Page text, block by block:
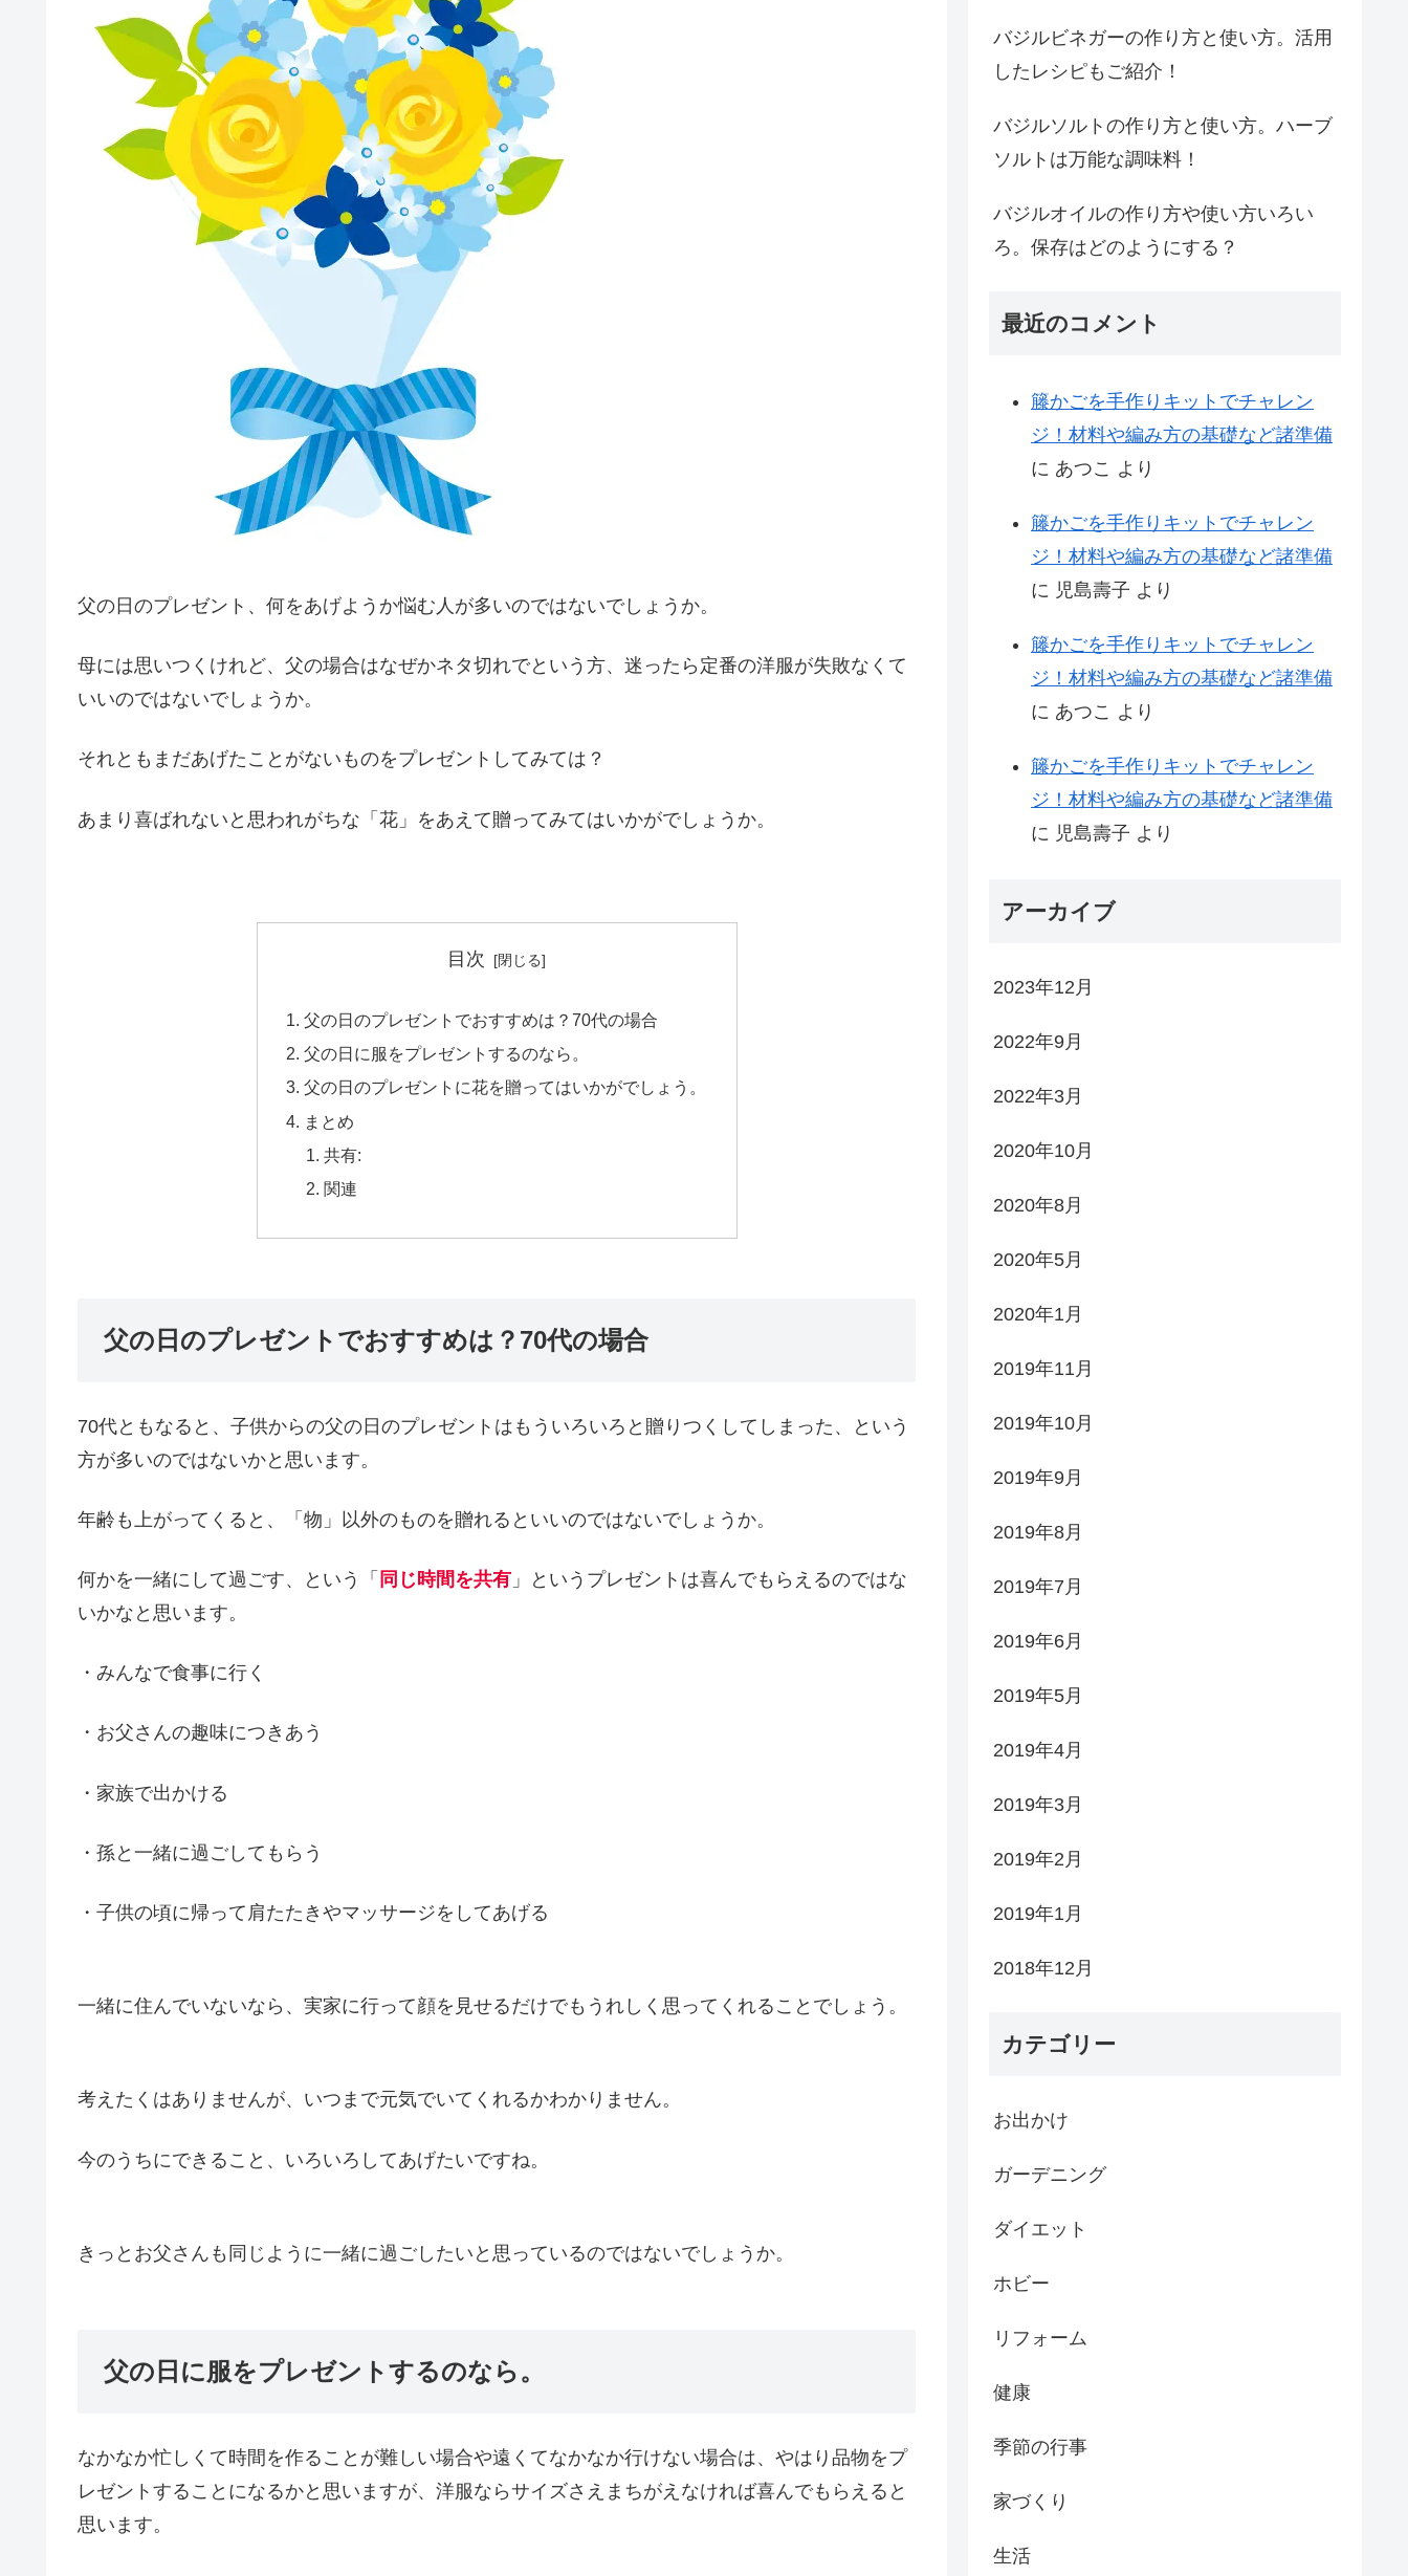
父の日のプレゼント、何をあげようか悩む人が多いのではないでしょうか。
母には思いつくけれど、父の場合はなぜかネタ切れでという方、迷ったら定番の洋服が失敗なくて
いいのではないでしょうか。
それともまだあげたことがないものをプレゼントしてみては？
あまり喜ばれないと思われがちな「花」をあえて贈ってみてはいかがでしょうか。
目次
父の日のプレゼントでおすすめは？70代の場合
父の日に服をプレゼントするのなら。
父の日のプレゼントに花を贈ってはいかがでしょう。
まとめ
共有:
関連
父の日のプレゼントでおすすめは？70代の場合
70代ともなると、子供からの父の日のプレゼントはもういろいろと贈りつくしてしまった、という
方が多いのではないかと思います。
年齢も上がってくると、「物」以外のものを贈れるといいのではないでしょうか。
何かを一緒にして過ごす、という「 同じ時間を共有 」というプレゼントは喜んでもらえるのではな
いかなと思います。
・みんなで食事に行く
・お父さんの趣味につきあう
・家族で出かける
・孫と一緒に過ごしてもらう
・子供の頃に帰って肩たたきやマッサージをしてあげる
一緒に住んでいないなら、実家に行って顔を見せるだけでもうれしく思ってくれることでしょう。
考えたくはありませんが、いつまで元気でいてくれるかわかりません。
今のうちにできること、いろいろしてあげたいですね。
きっとお父さんも同じように一緒に過ごしたいと思っているのではないでしょうか。
父の日に服をプレゼントするのなら。
なかなか忙しくて時間を作ることが難しい場合や遠くてなかなか行けない場合は、やはり品物をプ
レゼントすることになるかと思いますが、洋服ならサイズさえまちがえなければ喜んでもらえると
思います。
バジルビネガーの作り方と使い方。活用
したレシピもご紹介！
バジルソルトの作り方と使い方。ハーブ
ソルトは万能な調味料！
バジルオイルの作り方や使い方いろい
ろ。保存はどのようにする？
最近のコメント
籐かごを手作りキットでチャレン
ジ！材料や編み方の基礎など諸準備
に あつこ より
籐かごを手作りキットでチャレン
ジ！材料や編み方の基礎など諸準備
に 児島壽子 より
籐かごを手作りキットでチャレン
ジ！材料や編み方の基礎など諸準備
に あつこ より
籐かごを手作りキットでチャレン
ジ！材料や編み方の基礎など諸準備
に 児島壽子 より
アーカイブ
2023年12月
2022年9月
2022年3月
2020年10月
2020年8月
2020年5月
2020年1月
2019年11月
2019年10月
2019年9月
2019年8月
2019年7月
2019年6月
2019年5月
2019年4月
2019年3月
2019年2月
2019年1月
2018年12月
カテゴリー
お出かけ
ガーデニング
ダイエット
ホビー
リフォーム
健康
季節の行事
家づくり
生活